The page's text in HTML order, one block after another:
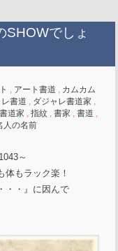
でしょ
アート書道
カムカム
書道 ダジャレ書道家
道家 ,指紋 ,書家 ,書道
人の名前
～
体もラック楽！
・・』に因んで